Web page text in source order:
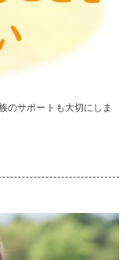
のサポートも大切にしま